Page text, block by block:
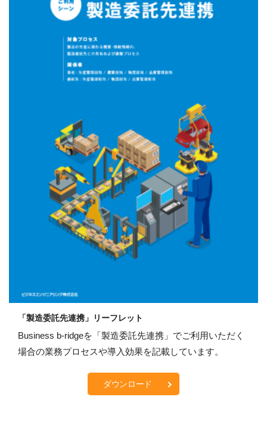
「製造委託先連携」リーフレット
Business b-ridgeを「製造委託先連携」でご利用いただく
場合の業務プロセスや導入効果を記載しています。
ダウンロード